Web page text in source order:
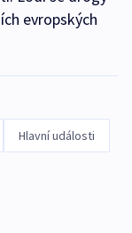
evropských
Hlavní události